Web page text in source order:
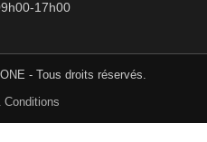
17h00
- Tous droits réservés.
Conditions